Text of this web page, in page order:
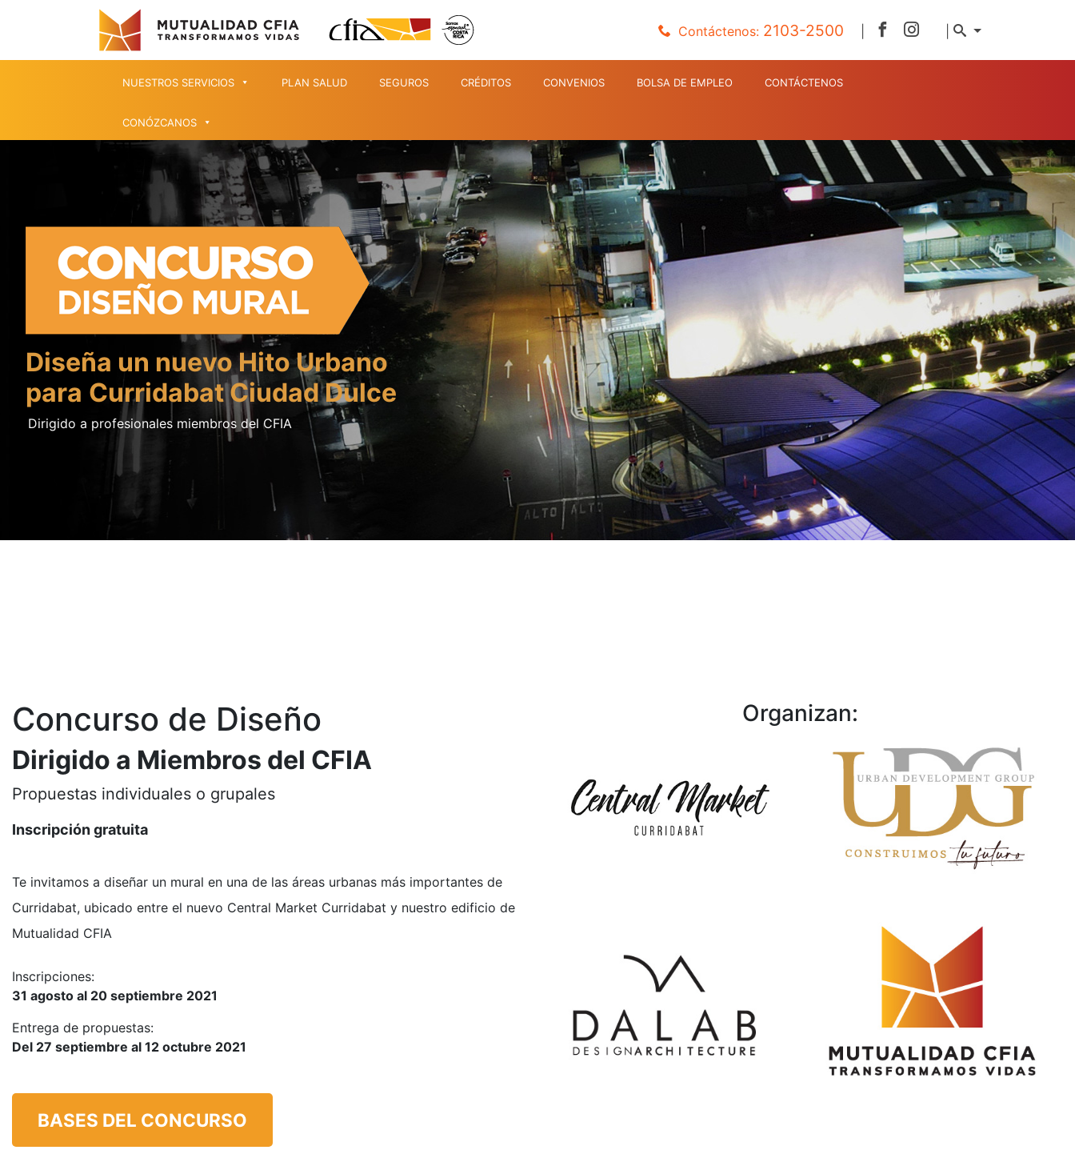
Contáctenos: 2103-2500 |
NUESTROS SERVICIOS PLAN SALUD SEGUROS CRÉDITOS CONVENIOS BOLSA DE EMPLEO CONTÁCTENOS
CONÓZCANOS
Diseña un nuevo Hito Urbano
para Curridabat Ciudad Dulce
Dirigido a profesionales miembros del CFIA
Concurso de Diseño
Dirigido a Miembros del CFIA
Propuestas individuales o grupales
Inscripción gratuita
Te invitamos a diseñar un mural en una de las áreas urbanas más importantes de
Curridabat, ubicado entre el nuevo Central Market Curridabat y nuestro edificio de
Mutualidad CFIA
Inscripciones:
31 agosto al 20 septiembre 2021
Entrega de propuestas:
Del 27 septiembre al 12 octubre 2021
BASES DEL CONCURSO
Organizan: